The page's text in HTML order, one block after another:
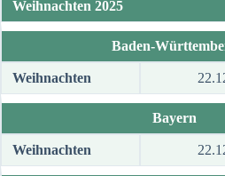
Weihnachten 2025
Baden-
Weihnachten
Bayern
Weihnachten